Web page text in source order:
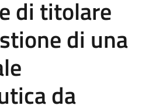
di titolare
di una
da